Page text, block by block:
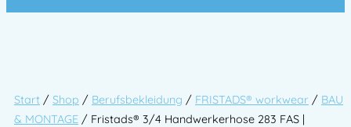
Start / Shop / Berufsbekleidung / FRISTADS® workwear / BAU
& MONTAGE / Fristads® 3/4 Handwerkerhose 283 FAS |